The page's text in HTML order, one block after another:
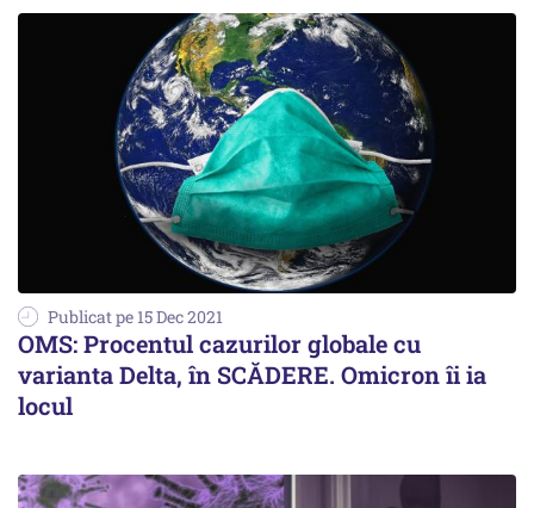
Publicat pe 15 Dec 2021
OMS: Procentul cazurilor globale cu
varianta Delta, în SCĂDERE. Omicron îi ia
locul